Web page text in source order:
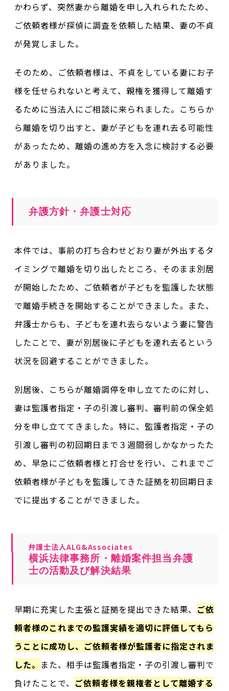
かわらず、突然妻から離婚を申し入れられたため、
ご依頼者様が探偵に調査を依頼した結果、妻の不貞
が発覚しました。
そのため、ご依頼者様は、不貞をしている妻にお子
様を任せられないと考えて、親権を獲得して離婚す
るために当法人にご相談に来られました。こちらか
ら離婚を切り出すと、妻が子どもを連れ去る可能性
があったため、離婚の進め方を入念に検討する必要
がありました。
弁護方針・弁護士対応
本件では、事前の打ち合わせどおり妻が外出するタ
イミングで離婚を切り出したところ、そのまま別居
が開始したため、ご依頼者が子どもを監護した状態
で離婚手続きを開始することができました。また、
弁護士からも、子どもを連れ去らないよう妻に警告
したことで、妻が別居後に子どもを連れ去るという
状況を回避することができました。
別居後、こちらが離婚調停を申し立てたのに対し、
妻は監護者指定・子の引渡し審判、審判前の保全処
分を申し立ててきました。特に、監護者指定・子の
引渡し審判の初回期日まで３週間弱しかなかったた
め、早急にご依頼者様と打合せを行い、これまでご
依頼者様が子どもを監護してきた証拠を初回期日ま
でに提出することができました。
弁護士法人ALG&Associates
横浜法律事務所・離婚案件担当弁護
士の活動及び解決結果
早期に充実した主張と証拠を提出できた結果、 ご依
頼者様のこれまでの監護実績を適切に評価してもら
うことに成功し、ご依頼者様が監護者に指定されま
した。 また、相手は監護者指定・子の引渡し審判で
負けたことで、 ご依頼者様を親権者として離婚する